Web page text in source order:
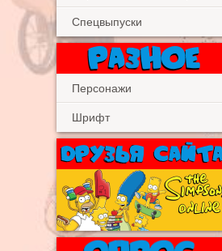
Спецвыпуски
Персонажи
Шрифт